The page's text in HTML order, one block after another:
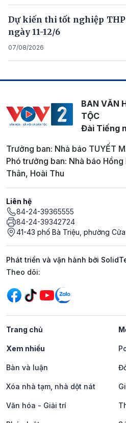
Dự kiến thi tốt nghiệp
ngày 11-12/6
07/08/2026
BAN VĂN
TỘC
Đài Tiếng
Trưởng ban: Nhà báo TUYẾT
Phó trưởng ban: Nhà báo
Thân, Hoài Thu
Liên hệ
84-24-39365555
84-24-39342724
41-43 phố Bà Triệu, phường
Phát triển và vận hành bởi
Mạng xã hội
Theo dõi:
Trang chủ
Xem nhiều
Bàn và luận
Xóa nhà tạm, nhà dột nát
Văn hóa - Giải trí